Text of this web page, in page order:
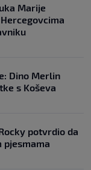
Marije
Dino Merlin
s Koševa
potvrdio da
pjesmama